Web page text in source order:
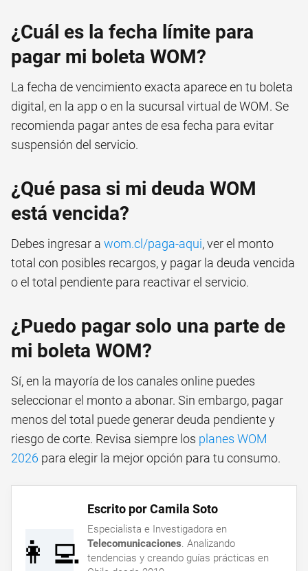
¿Cuál es la fecha límite para
pagar mi boleta WOM?
La fecha de vencimiento exacta aparece en tu boleta
digital, en la app o en la sucursal virtual de WOM. Se
recomienda pagar antes de esa fecha para evitar
suspensión del servicio.
¿Qué pasa si mi deuda WOM
está vencida?
Debes ingresar a wom.cl/paga-aqui, ver el monto
total con posibles recargos, y pagar la deuda vencida
o el total pendiente para reactivar el servicio.
¿Puedo pagar solo una parte de
mi boleta WOM?
Sí, en la mayoría de los canales online puedes
seleccionar el monto a abonar. Sin embargo, pagar
menos del total puede generar deuda pendiente y
riesgo de corte. Revisa siempre los planes WOM
2026 para elegir la mejor opción para tu consumo.
👩‍💻
Escrito por Camila Soto
Especialista e Investigadora en
Telecomunicaciones. Analizando
tendencias y creando guías prácticas en